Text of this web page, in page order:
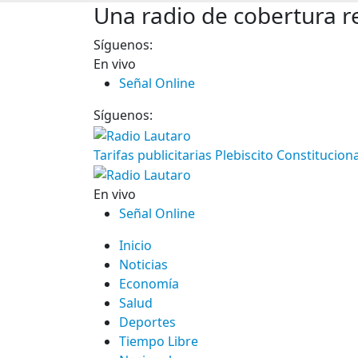
Una radio de cobertura
Síguenos:
En vivo
Señal Online
Síguenos:
Tarifas publicitarias Plebiscito
En vivo
Señal Online
Inicio
Noticias
Economía
Salud
Deportes
Tiempo Libre